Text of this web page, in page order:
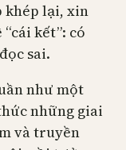
khép lại, xin
kết”: có
sai.
như một
những giai
và truyền